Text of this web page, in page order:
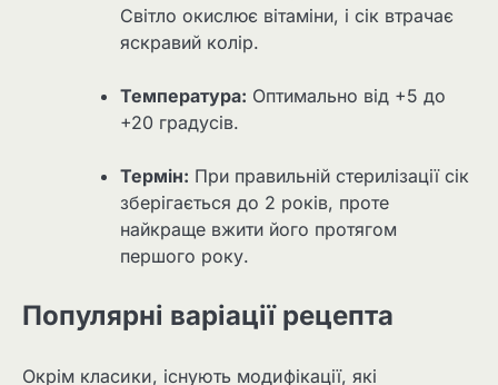
Світло окислює вітаміни, і сік втрачає
яскравий колір.
Температура: Оптимально від +5 до
+20 градусів.
Термін: При правильній стерилізації сік
зберігається до 2 років, проте
найкраще вжити його протягом
першого року.
Популярні варіації рецепта
Окрім класики, існують модифікації, які